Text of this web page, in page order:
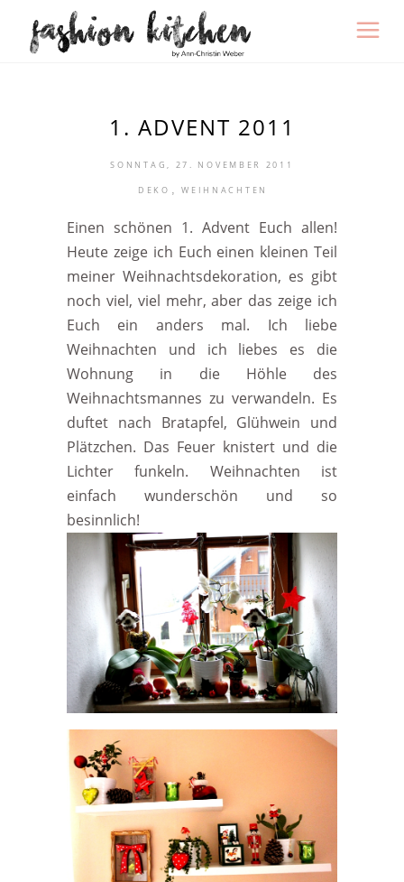
1. ADVENT 2011
SONNTAG, 27. NOVEMBER 2011
DEKO , WEIHNACHTEN
Einen schönen 1. Advent Euch allen!
Heute zeige ich Euch einen kleinen Teil
meiner Weihnachtsdekoration, es gibt
noch viel, viel mehr, aber das zeige ich
Euch ein anders mal. Ich liebe
Weihnachten und ich liebes es die
Wohnung in die Höhle des
Weihnachtsmannes zu verwandeln. Es
duftet nach Bratapfel, Glühwein und
Plätzchen. Das Feuer knistert und die
Lichter funkeln. Weihnachten ist
einfach wunderschön und so
besinnlich!